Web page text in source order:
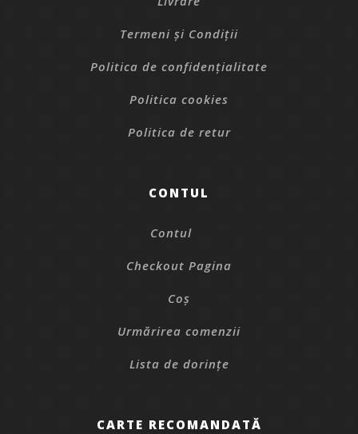
Termeni și Condiții
Politica de confidențialitate
Politica cookies
Politica de retur
CONTUL
Contul
Checkout Pagina
Coș
Urmărirea comenzii
Lista de dorințe
CARTE RECOMANDATĂ